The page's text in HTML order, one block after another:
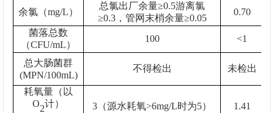
余氯（mg/L）
总氯出厂余量≥0.5游离氯
≥0.3，管网末梢余量≥0.05
0.70
菌落总数
（CFU/mL）
100 <1
总大肠菌群
(MPN/100mL)
不得检出 未检出
耗氧量（以
O2计）
3（源水耗氧>6mg/L时为5） 1.41